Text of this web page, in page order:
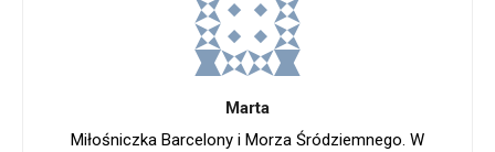
Marta
Miłośniczka Barcelony i Morza Śródziemnego. W